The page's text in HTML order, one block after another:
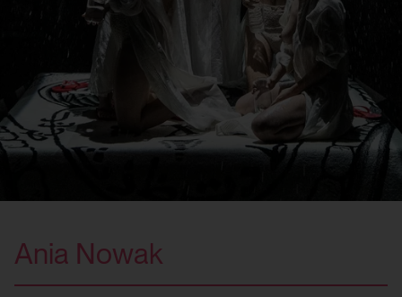
Ania Nowak